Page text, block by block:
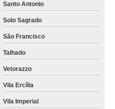
Santo Antonio
Solo Sagrado
São Francisco
Talhado
Vetorazzo
Vila Ercília
Vila Imperial